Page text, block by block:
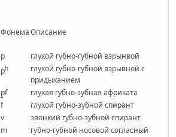
ФонемаОписание
p
глухой губно-губной взрынвой
ph
глухой губно-губной взрывной с
придыханием
p̪f
глухая губно-зубная африката
f
глухой губно-зубной спирант
v
звонкий губно-зубной спирант
m
губно-губной носовой согласный